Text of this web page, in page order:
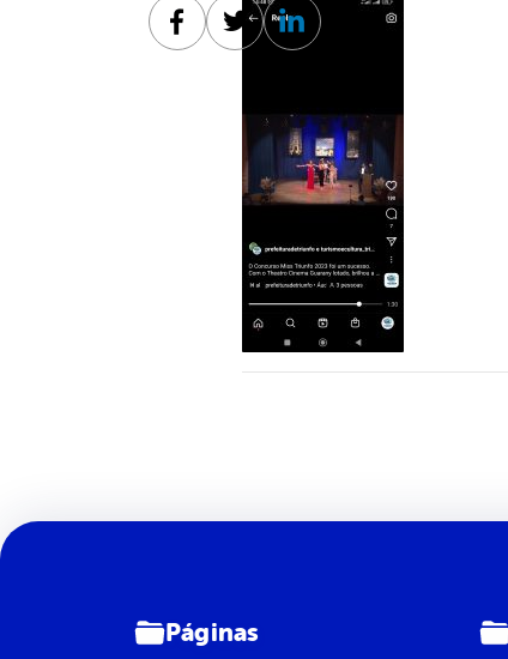
Facebook
TwitterLinkedin
Páginas